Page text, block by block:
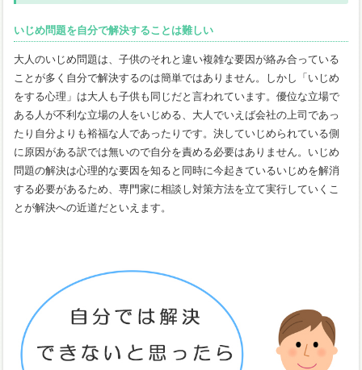
いじめ問題を自分で解決することは難しい
大人のいじめ問題は、子供のそれと違い複雑な要因が絡み合っている
ことが多く自分で解決するのは簡単ではありません。しかし「いじめ
をする心理」は大人も子供も同じだと言われています。優位な立場で
ある人が不利な立場の人をいじめる、大人でいえば会社の上司であっ
たり自分よりも裕福な人であったりです。決していじめられている側
に原因がある訳では無いので自分を責める必要はありません。いじめ
問題の解決は心理的な要因を知ると同時に今起きているいじめを解消
する必要があるため、専門家に相談し対策方法を立て実行していくこ
とが解決への近道だといえます。